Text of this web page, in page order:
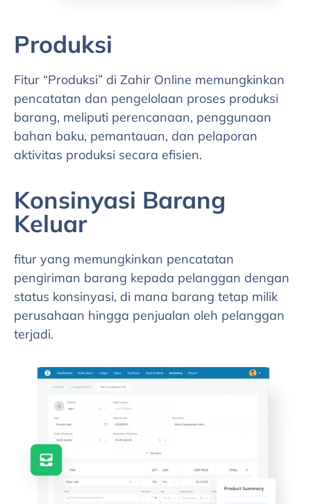
Produksi
Fitur “Produksi” di Zahir Online memungkinkan
pencatatan dan pengelolaan proses produksi
barang, meliputi perencanaan, penggunaan
bahan baku, pemantauan, dan pelaporan
aktivitas produksi secara efisien.
Konsinyasi Barang
Keluar
fitur yang memungkinkan pencatatan
pengiriman barang kepada pelanggan dengan
status konsinyasi, di mana barang tetap milik
perusahaan hingga penjualan oleh pelanggan
terjadi.